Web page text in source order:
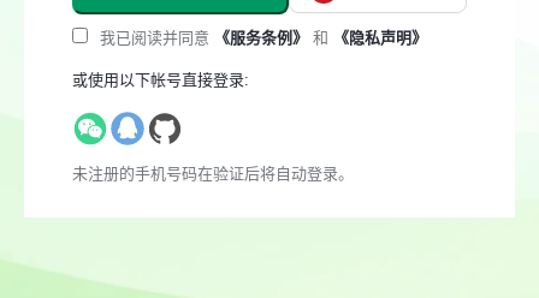
我已阅读并同意 《服务条例》 和 《隐私声明》
或使用以下帐号直接登录:
未注册的手机号码在验证后将自动登录。